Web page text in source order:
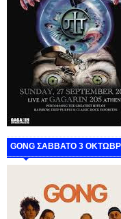
GONG ΣΑΒΒΑΤΟ 3